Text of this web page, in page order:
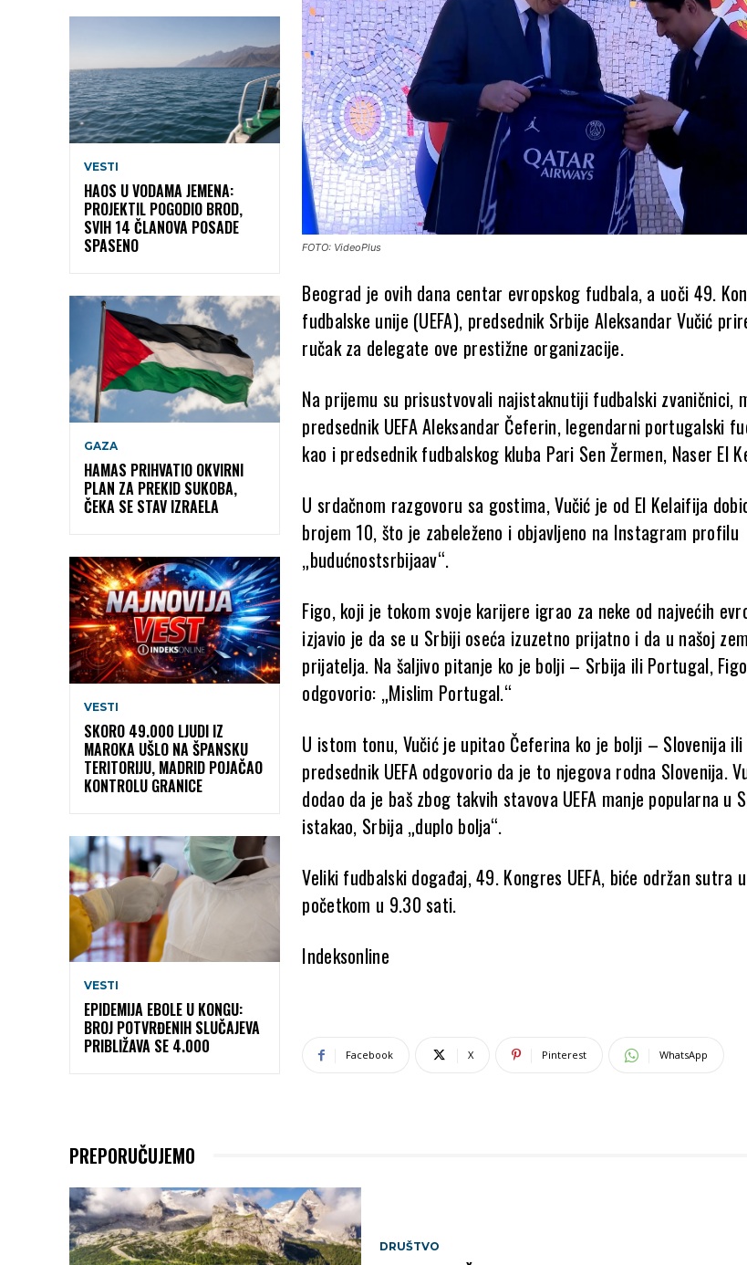
VESTI
HAOS U VODAMA JEMENA:
PROJEKTIL POGODIO BROD,
SVIH 14 ČLANOVA POSADE
SPASENO
GAZA
HAMAS PRIHVATIO OKVIRNI
PLAN ZA PREKID SUKOBA,
ČEKA SE STAV IZRAELA
VESTI
SKORO 49.000 LJUDI IZ
MAROKA UŠLO NA ŠPANSKU
TERITORIJU, MADRID POJAČAO
KONTROLU GRANICE
VESTI
EPIDEMIJA EBOLE U KONGU:
BROJ POTVRĐENIH SLUČAJEVA
PRIBLIŽAVA SE 4.000
FOTO: VideoPlus
Beograd je ovih dana centar evropskog fudbala, a uoči 49.
fudbalske unije (UEFA), predsednik Srbije Aleksandar Vučić
ručak za delegate ove prestižne organizacije.
Na prijemu su prisustvovali najistaknutiji fudbalski zvaničnici,
predsednik UEFA Aleksandar Čeferin, legendarni portugalski
kao i predsednik fudbalskog kluba Pari Sen Žermen, Naser El
U srdačnom razgovoru sa gostima, Vučić je od El Kelaifija
brojem 10, što je zabeleženo i objavljeno na Instagram profilu
„budućnostsrbijaav“.
Figo, koji je tokom svoje karijere igrao za neke od najvećih
izjavio je da se u Srbiji oseća izuzetno prijatno i da u našoj
prijatelja. Na šaljivo pitanje ko je bolji – Srbija ili Portugal,
odgovorio: „Mislim Portugal.“
U istom tonu, Vučić je upitao Čeferina ko je bolji – Slovenija
predsednik UEFA odgovorio da je to njegova rodna Slovenija.
dodao da je baš zbog takvih stavova UEFA manje popularna u
istakao, Srbija „duplo bolja“.
Veliki fudbalski događaj, 49. Kongres UEFA, biće održan sutra
početkom u 9.30 sati.
Indeksonline
Facebook X Pinterest WhatsApp
PREPORUČUJEMO
DRUŠTVO